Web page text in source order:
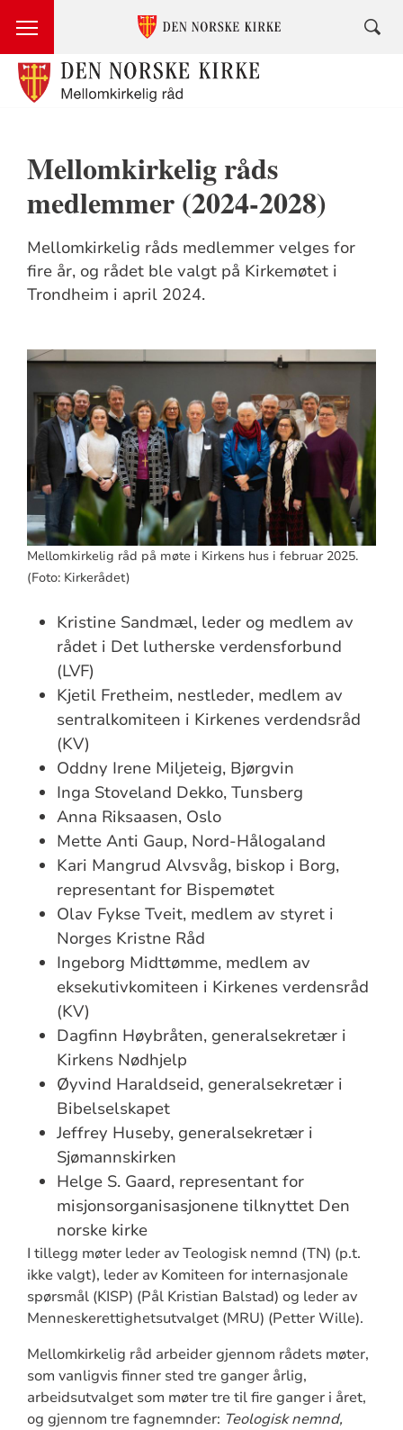
Mellomkirkelig råds
medlemmer (2024-2028)
Mellomkirkelig råds medlemmer velges for
fire år, og rådet ble valgt på Kirkemøtet i
Trondheim i april 2024.
Mellomkirkelig råd på møte i Kirkens hus i februar 2025.
(Foto: Kirkerådet)
Kristine Sandmæl, leder og medlem av
rådet i Det lutherske verdensforbund
(LVF)
Kjetil Fretheim, nestleder, medlem av
sentralkomiteen i Kirkenes verdendsråd
(KV)
Oddny Irene Miljeteig, Bjørgvin
Inga Stoveland Dekko, Tunsberg
Anna Riksaasen, Oslo
Mette Anti Gaup, Nord-Hålogaland
Kari Mangrud Alvsvåg, biskop i Borg,
representant for Bispemøtet
Olav Fykse Tveit, medlem av styret i
Norges Kristne Råd
Ingeborg Midttømme, medlem av
eksekutivkomiteen i Kirkenes verdensråd
(KV)
Dagfinn Høybråten, generalsekretær i
Kirkens Nødhjelp
Øyvind Haraldseid, generalsekretær i
Bibelselskapet
Jeffrey Huseby, generalsekretær i
Sjømannskirken
Helge S. Gaard, representant for
misjonsorganisasjonene tilknyttet Den
norske kirke
I tillegg møter leder av Teologisk nemnd (TN) (p.t.
ikke valgt), leder av Komiteen for internasjonale
spørsmål (KISP) (Pål Kristian Balstad) og leder av
Menneskerettighetsutvalget (MRU) (Petter Wille).
Mellomkirkelig råd arbeider gjennom rådets møter,
som vanligvis finner sted tre ganger årlig,
arbeidsutvalget som møter tre til fire ganger i året,
og gjennom tre fagnemnder: Teologisk nemnd,